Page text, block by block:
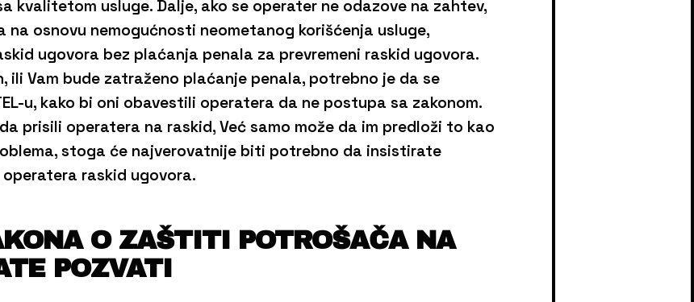
kvalitetom usluge. Dalje, ako se operater ne odazove na zahtev,
na osnovu nemogućnosti neometanog korišćenja usluge,
ugovora bez plaćanja penala za prevremeni raskid ugovora.
ili Vam bude zatraženo plaćanje penala, potrebno je da se
u, kako bi oni obavestili operatera da ne postupa sa zakonom.
da prisili operatera na raskid, Već samo može da im predloži to kao
stoga će najverovatnije biti potrebno da insistirate
raskid ugovora.
O ZAŠTITI POTROŠAČA NA
POZVATI